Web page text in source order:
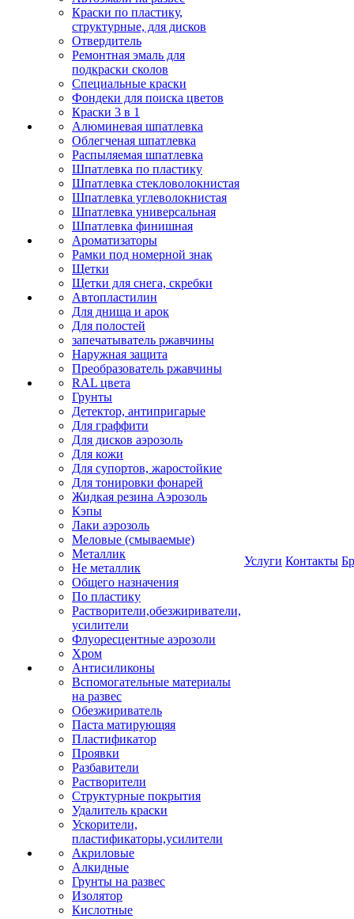
Краски по пластику,
структурные, для дисков
Отвердитель
Ремонтная эмаль для
подкраски сколов
Специальные краски
Фондеки для поиска цветов
Краски 3 в 1
Алюминевая шпатлевка
Облегченая шпатлевка
Распыляемая шпатлевка
Шпатлевка по пластику
Шпатлевка стекловолокнистая
Шпатлевка углеволокнистая
Шпатлевка универсальная
Шпатлевка финишная
Ароматизаторы
Рамки под номерной знак
Щетки
Щетки для снега, скребки
Автопластилин
Для днища и арок
Для полостей
запечатыватель ржавчины
Наружная защита
Преобразователь ржавчины
RAL цвета
Грунты
Детектор, антипригарые
Для граффити
Для дисков аэрозоль
Для кожи
Для супортов, жаростойкие
Для тонировки фонарей
Жидкая резина Аэрозоль
Кэпы
Лаки аэрозоль
Меловые (смываемые)
Металлик
Не металлик
Общего назначения
По пластику
Растворители,обезжириватели,
усилители
Флуоресцентные аэрозоли
Хром
Антисиликоны
Вспомогательные материалы
на развес
Обезжириватель
Паста матирующяя
Пластификатор
Проявки
Разбавители
Растворители
Структурные покрытия
Удалитель краски
Ускорители,
пластификаторы,усилители
Акриловые
Алкидные
Грунты на развес
Изолятор
Кислотные
Услуги Контакты